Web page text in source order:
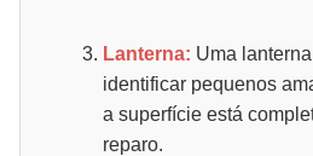
Lanterna: Uma
identificar pequenos
a superfície está
reparo.